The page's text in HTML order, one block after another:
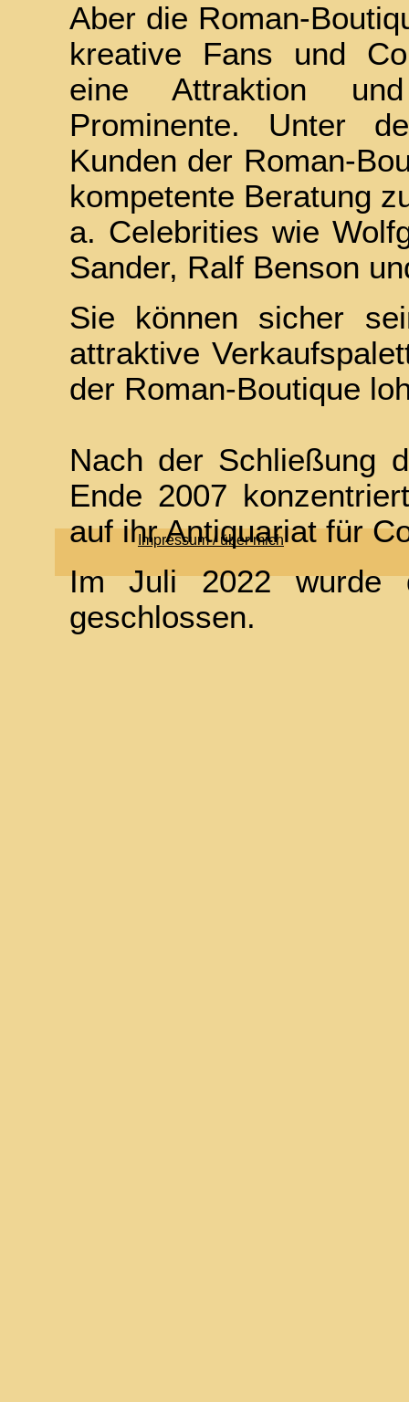
Aber die Roman-
kreative Fans und
eine Attraktion
Prominente. Unter
Kunden der Roman-
kompetente Beratung
a. Celebrities wie
Sander, Ralf Benson
Sie können sicher
attraktive
der Roman-Boutique
Nach der Schließung
Ende 2007
auf ihr Antiquariat für
Im Juli 2022 wurde
geschlossen.
Impressum / über mich